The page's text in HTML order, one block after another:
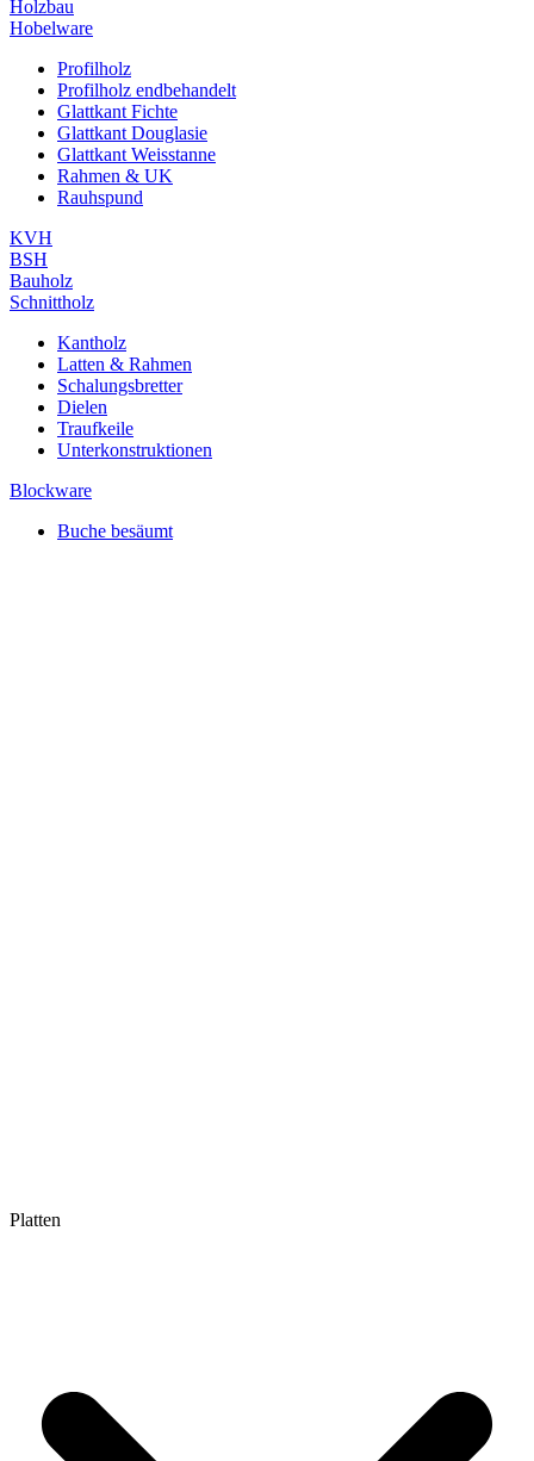
Holzbau
Hobelware
Profilholz
Profilholz endbehandelt
Glattkant Fichte
Glattkant Douglasie
Glattkant Weisstanne
Rahmen & UK
Rauhspund
KVH
BSH
Bauholz
Schnittholz
Kantholz
Latten & Rahmen
Schalungsbretter
Dielen
Traufkeile
Unterkonstruktionen
Blockware
Buche besäumt
Platten